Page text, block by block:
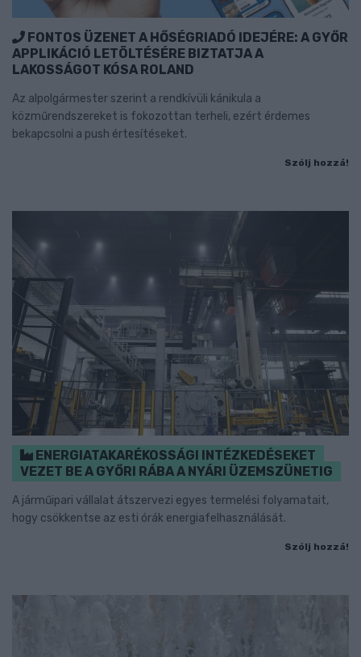
FONTOS ÜZENET A HŐSÉGRIADÓ IDEJÉRE: A GYŐR
APPLIKÁCIÓ LETÖLTÉSÉRE BIZTATJA A
LAKOSSÁGOT KÓSA ROLAND
Az alpolgármester szerint a rendkívüli kánikula a
közműrendszereket is fokozottan terheli, ezért érdemes
bekapcsolni a push értesítéseket.
Szólj hozzá!
ENERGIATAKARÉKOSSÁGI INTÉZKEDÉSEKET
VEZET BE A GYŐRI RÁBA A NYÁRI ÜZEMSZÜNETIG
A járműipari vállalat átszervezi egyes termelési folyamatait,
hogy csökkentse az esti órák energiafelhasználását.
Szólj hozzá!